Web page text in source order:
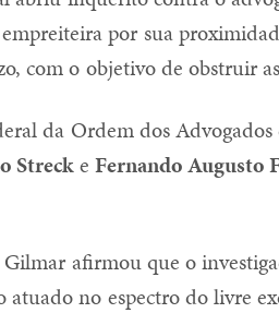
por sua
com o objetivo de obstruir
da Ordem dos
Strecke Fernando Augusto
Gilmar afirmou que o
atuado no espectro do livre